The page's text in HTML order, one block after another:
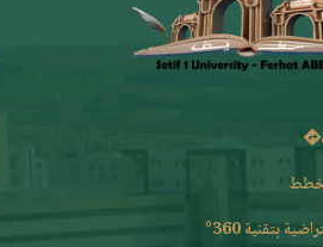
بتقنية 360°